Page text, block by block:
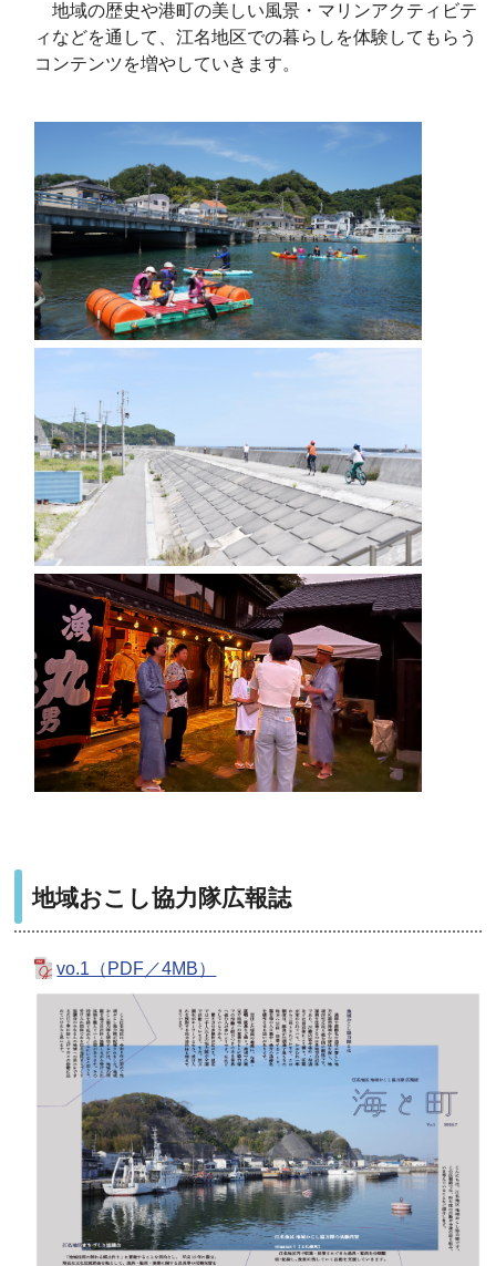
地域の歴史や港町の美しい風景・マリンアクティビテ
ィなどを通して、江名地区での暮らしを体験してもらう
コンテンツを増やしていきます。
地域おこし協力隊広報誌
vo.1（PDF／4MB）